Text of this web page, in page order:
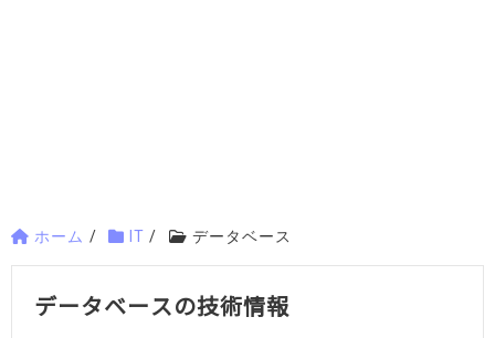
ホーム / IT / データベース
データベースの技術情報